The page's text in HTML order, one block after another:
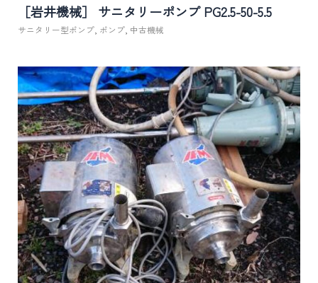
［岩井機械］ サニタリーポンプ PG2.5-50-5.5
サニタリー型ポンプ, ポンプ, 中古機械